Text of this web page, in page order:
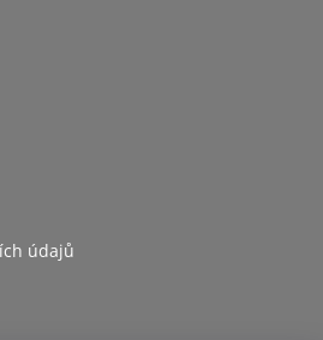
údajů